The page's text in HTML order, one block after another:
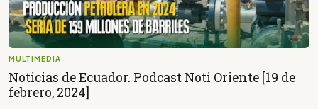
MULTIMEDIA
Noticias de Ecuador. Podcast Noti Oriente [19 de
febrero, 2024]